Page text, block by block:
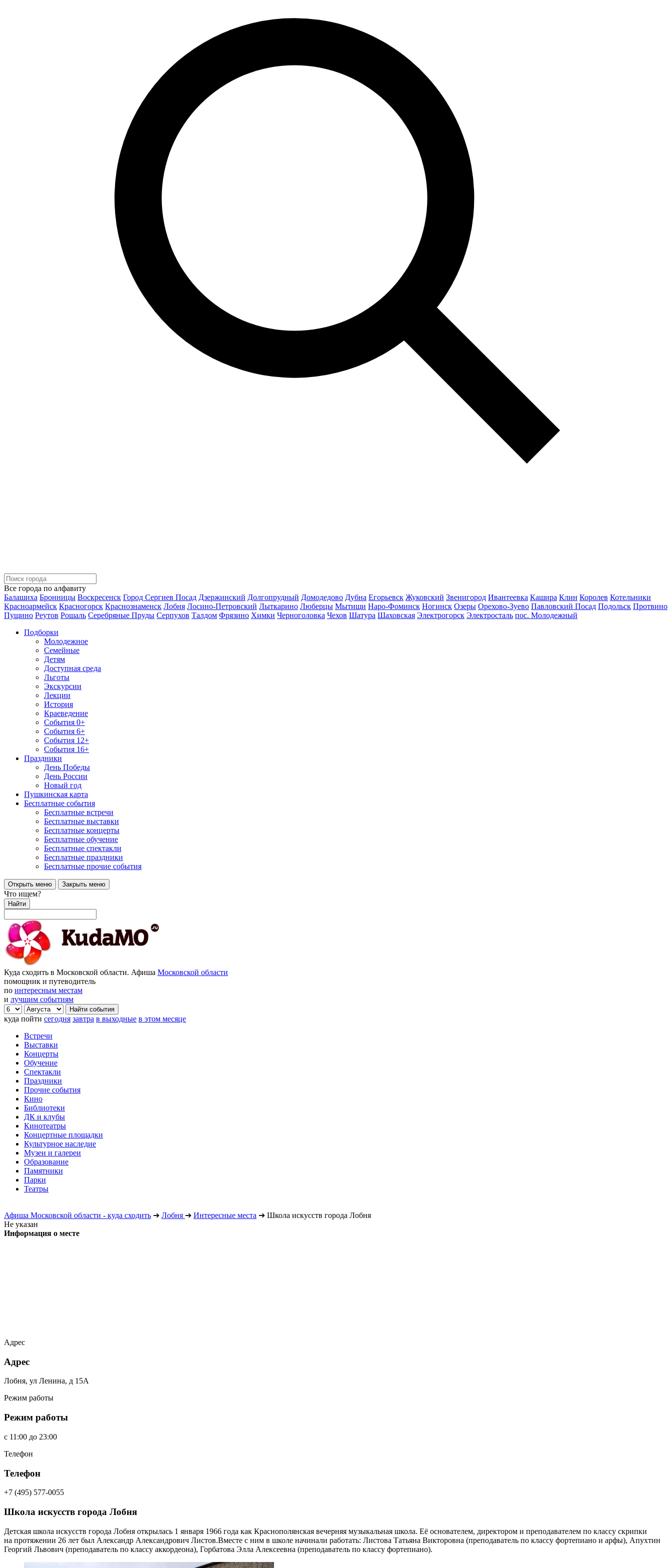
Все города по алфавиту
Балашиха Бронницы Воскресенск Город Сергиев Посад Дзержинский Долгопрудный Домодедово Дубна Егорьевск Жуковский Звенигород Ивантеевка Кашира Клин Королев Котельники
Красноармейск Красногорск Краснознаменск Лобня Лосино-Петровский Лыткарино Люберцы Мытищи Наро-Фоминск Ногинск Озеры Орехово-Зуево Павловский Посад Подольск Протвино
Пущино Реутов Рошаль Серебряные Пруды Серпухов Талдом Фрязино Химки Черноголовка Чехов Шатура Шаховская Электрогорск Электросталь пос. Молодежный
Подборки
Молодежное
Семейные
Детям
Доступная среда
Льготы
Экскурсии
Лекции
История
Краеведение
События 0+
События 6+
События 12+
События 16+
Праздники
День Победы
День России
Новый год
Пушкинская карта
Бесплатные события
Бесплатные встречи
Бесплатные выставки
Бесплатные концерты
Бесплатные обучение
Бесплатные спектакли
Бесплатные праздники
Бесплатные прочие события
Открыть меню Закрыть меню
Что ищем?
Найти
Куда сходить в Московской области. Афиша Московской области
помощник и путеводитель
по интересным местам
и лучшим событиям
куда пойти сегодня завтра в выходные в этом месяце
Встречи
Выставки
Концерты
Обучение
Спектакли
Праздники
Прочие события
Кино
Библиотеки
ДК и клубы
Кинотеатры
Концертные площадки
Культурное наследие
Музеи и галереи
Образование
Памятники
Парки
Театры
Афиша Московской области - куда сходить ➔ Лобня ➔ Интересные места ➔ Школа искусств города Лобня
Не указан
Информация о месте
Адрес
Адрес
Лобня, ул Ленина, д 15А
Режим работы
Режим работы
c 11:00 до 23:00
Телефон
Телефон
+7 (495) 577-0055
Школа искусств города Лобня
Детская школа искусств города Лобня открылась 1 января 1966 года как Краснополянская вечерняя музыкальная школа. Её основателем, директором и преподавателем по классу скрипки
на протяжении 26 лет был Александр Александрович Листов.Вместе с ним в школе начинали работать: Листова Татьяна Викторовна (преподаватель по классу фортепиано и арфы), Апухтин
Георгий Львович (преподаватель по классу аккордеона), Горбатова Элла Алексеевна (преподаватель по классу фортепиано).